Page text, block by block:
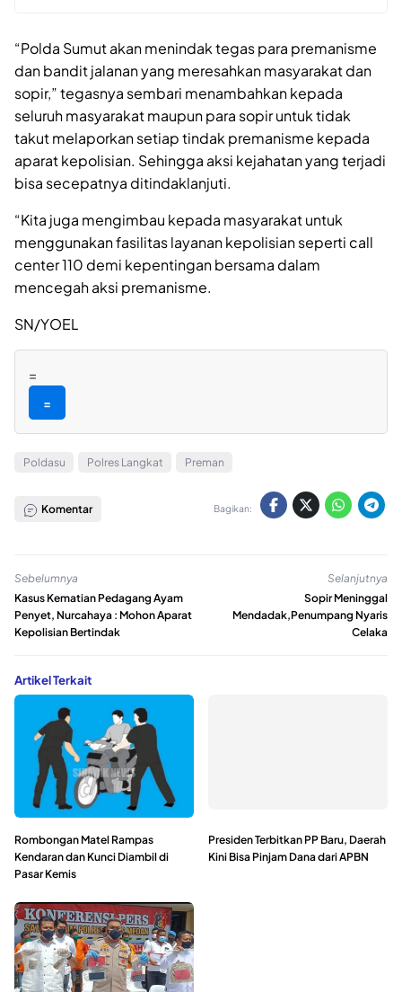
“Polda Sumut akan menindak tegas para premanisme
dan bandit jalanan yang meresahkan masyarakat dan
sopir,” tegasnya sembari menambahkan kepada
seluruh masyarakat maupun para sopir untuk tidak
takut melaporkan setiap tindak premanisme kepada
aparat kepolisian. Sehingga aksi kejahatan yang terjadi
bisa secepatnya ditindaklanjuti.
“Kita juga mengimbau kepada masyarakat untuk
menggunakan fasilitas layanan kepolisian seperti call
center 110 demi kepentingan bersama dalam
mencegah aksi premanisme.
SN/YOEL
=
=
Poldasu Polres Langkat Preman
Komentar Bagikan:
Sebelumnya
Kasus Kematian Pedagang Ayam
Penyet, Nurcahaya : Mohon Aparat
Kepolisian Bertindak
Selanjutnya
Sopir Meninggal
Mendadak,Penumpang Nyaris
Celaka
Artikel Terkait
Rombongan Matel Rampas
Kendaran dan Kunci Diambil di
Pasar Kemis
Presiden Terbitkan PP Baru, Daerah
Kini Bisa Pinjam Dana dari APBN